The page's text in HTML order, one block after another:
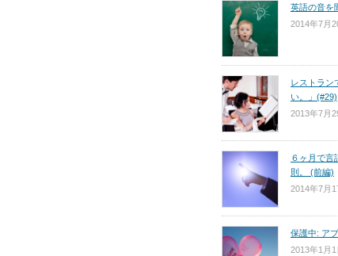
英語の音を
2014年7月
レストラン
い。」(#29)
2013年7月
６ヶ月で言
則。 (前編)
2014年7月
保護中: ア
2013年1月1